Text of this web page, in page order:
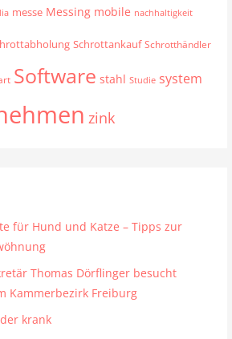
messe Messing mobile nachhaltigkeit
Schrottankauf Schrotthändler
Software stahl Studie system
zink
für Hund und Katze – Tipps zur
Thomas Dörflinger besucht
Kammerbezirk Freiburg
krank